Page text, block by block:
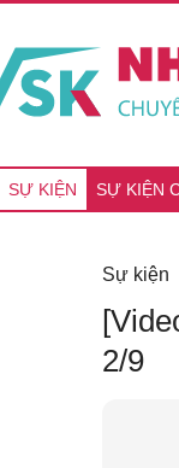
SỰ KIỆN SỰ KIỆN
Sự kiện
2/9